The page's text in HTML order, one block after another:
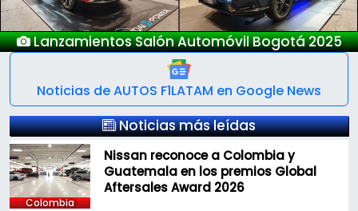
Nuevo Deepal S05
Noticias de AUTOS F1LATAM en Google News
Noticias más leídas
Colombia
Nissan reconoce a Colombia y
Guatemala en los premios Global
Aftersales Award 2026